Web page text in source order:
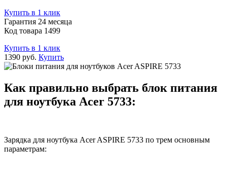
Купить в 1 клик
Гарантия 24 месяца
Код товара 1499
Купить в 1 клик
1390 руб. Купить
Как правильно выбрать блок питания
для ноутбука Acer 5733:
Зарядка для ноутбука Acer ASPIRE 5733 по трем основным
параметрам: